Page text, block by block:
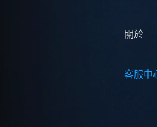
關於
客服中